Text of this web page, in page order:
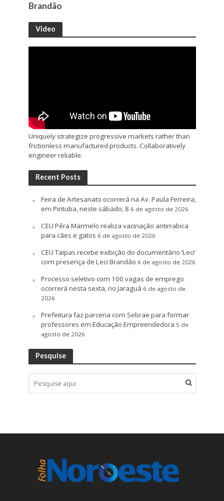
Brandão
Video
Uniquely strategize progressive markets rather than
frictionless manufactured products. Collaboratively
engineer reliable.
Recent Posts
Feira de Artesanato ocorrerá na Av. Paula Ferreira,
em Pirituba, neste sábado, 8 6 de agosto de 2026
CEU Pêra Marmelo realiza vacinação antirrabica
para cães e gatos 6 de agosto de 2026
CEU Taipas recebe exibição do documentário ‘Leci’
com presença de Leci Brandão 6 de agosto de 2026
Processo seletivo com 100 vagas de emprego
ocorrerá nesta sexta, no Jaraguá 6 de agosto de
2026
Prefeitura faz parceria com Sebrae para formar
professores em Educação Empreendedora 5 de
agosto de 2026
Pesquise